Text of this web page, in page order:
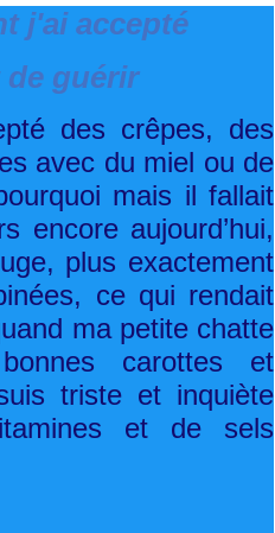
j'ai accepté
de guérir
des crêpes, des
avec du miel ou de
mais il fallait
encore aujourd’hui,
plus exactement
ce qui rendait
ma petite chatte
carottes et
triste et inquiète
et de sels